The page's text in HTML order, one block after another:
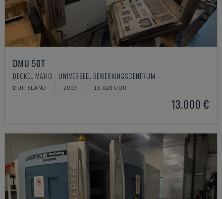
DMU 50T
DECKEL MAHO - UNIVERSEEL BEWERKINGSCENTRUM
DUITSLAND 2003 13.028 UUR
13.000 €